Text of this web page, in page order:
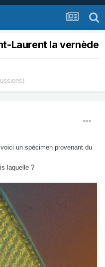
Laurent la vernède
un spécimen provenant du
laquelle ?